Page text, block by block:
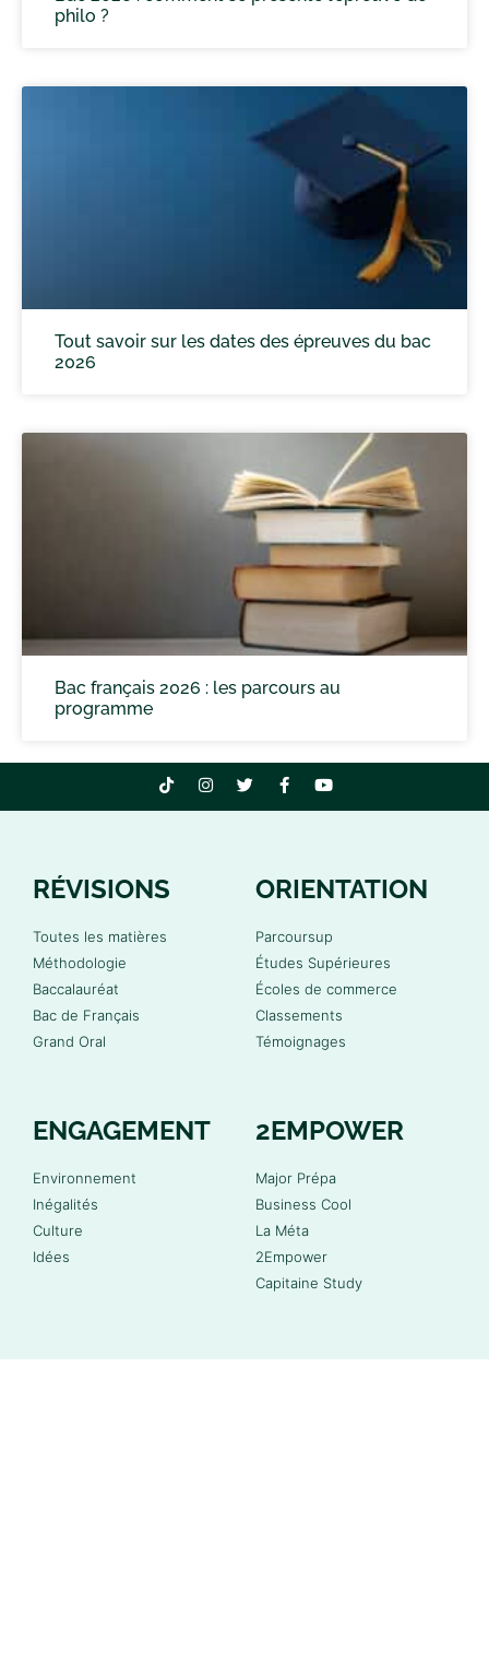
philo ?
Tout savoir sur les dates des épreuves du bac
2026
Bac français 2026 : les parcours au
programme
RÉVISIONS
Toutes les matières
Méthodologie
Baccalauréat
Bac de Français
Grand Oral
ORIENTATION
Parcoursup
Études Supérieures
Écoles de commerce
Classements
Témoignages
ENGAGEMENT
Environnement
Inégalités
Culture
Idées
2EMPOWER
Major Prépa
Business Cool
La Méta
2Empower
Capitaine Study